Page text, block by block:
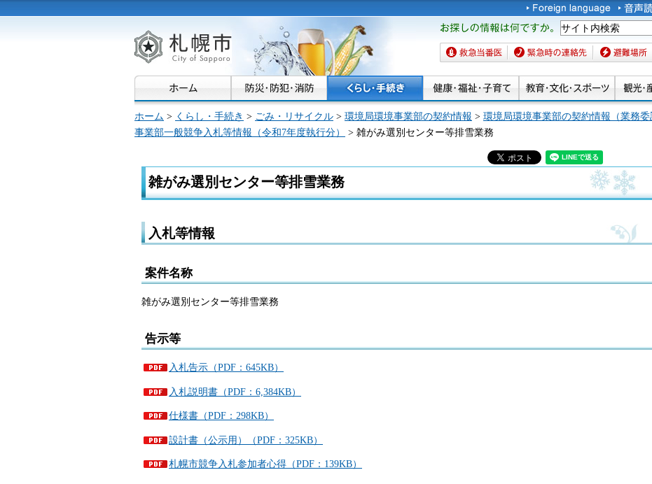
札幌市
お探しの情報は何です
か。
救急当番医 緊急時の連絡先 避難場所
ホーム > くらし・手続き > ごみ・リサイクル > 環境局環境事業部の契約情報 > 環境局環境事業部の契約情報（業務委
事業部一般競争入札等情報（令和7年度執行分）
> 雑がみ選別センター等排雪業務
雑がみ選別センター等排雪業務
入札等情報
案件名称
雑がみ選別センター等排雪業務
告示等
入札告示（PDF：645KB）
入札説明書（PDF：6,384KB）
仕様書（PDF：298KB）
設計書（公示用）（PDF：325KB）
札幌市競争入札参加者心得（PDF：139KB）